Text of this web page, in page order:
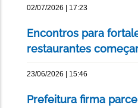
02/07/2026 | 17:23
Encontros para
restaurantes
23/06/2026 | 15:46
Prefeitura firma